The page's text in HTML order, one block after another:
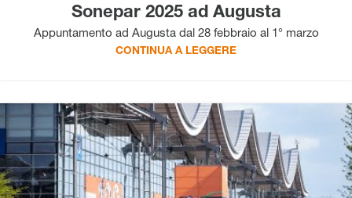
Sonepar 2025 ad Augusta
Appuntamento ad Augusta dal 28 febbraio al 1° marzo
CONTINUA A LEGGERE